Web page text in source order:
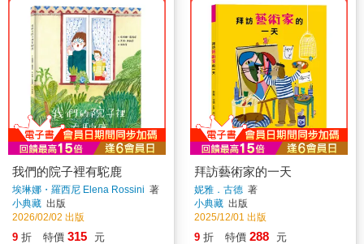
我們的院子裡有駝鹿
埃琳娜・羅西尼 Elena Rossini 著
小典藏 出版
2026/02/02 出版
9 折 特價 315 元
拜訪藝術家的一天
妮雅．古德 著
小典藏 出版
2025/12/01 出版
9 折 特價 288 元